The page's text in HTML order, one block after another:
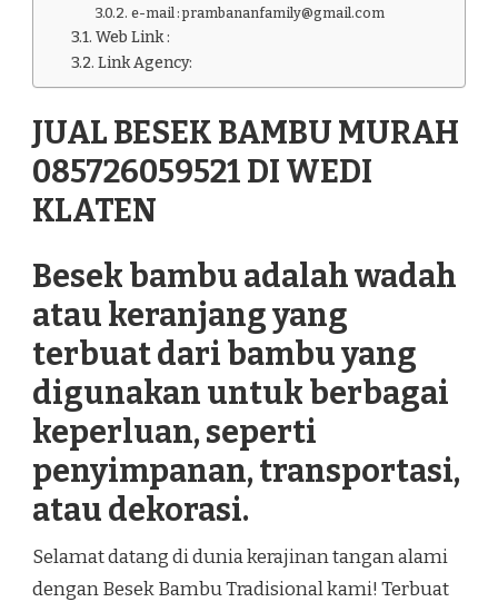
e-mail : prambananfamily@gmail.com
Web Link :
Link Agency:
JUAL BESEK BAMBU MURAH
085726059521 DI WEDI
KLATEN
Besek bambu adalah wadah
atau keranjang yang
terbuat dari bambu yang
digunakan untuk berbagai
keperluan, seperti
penyimpanan, transportasi,
atau dekorasi.
Selamat datang di dunia kerajinan tangan alami
dengan Besek Bambu Tradisional kami! Terbuat